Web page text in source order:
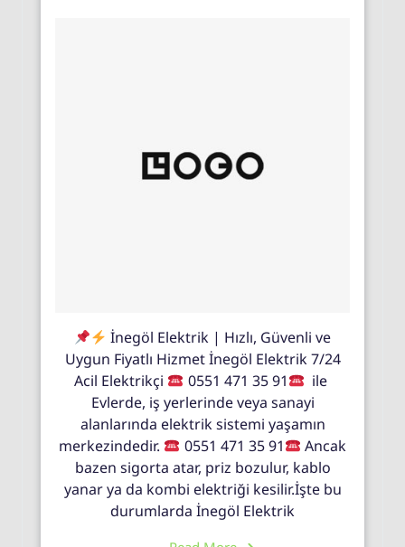
İnegöl Elektrik | Hızlı, Güvenli ve
Uygun Fiyatlı Hizmet İnegöl Elektrik 7/24
Acil Elektrikçi
0551 471 35 91
ile
Evlerde, iş yerlerinde veya sanayi
alanlarında elektrik sistemi yaşamın
merkezindedir.
0551 471 35 91
Ancak
bazen sigorta atar, priz bozulur, kablo
yanar ya da kombi elektriği kesilir.İşte bu
durumlarda İnegöl Elektrik